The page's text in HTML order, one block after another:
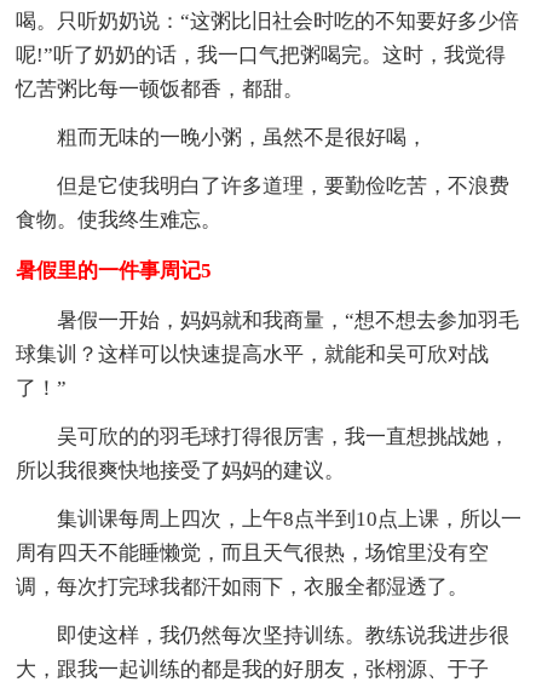
喝。只听奶奶说：“这粥比旧社会时吃的不知要好多少倍
呢!”听了奶奶的话，我一口气把粥喝完。这时，我觉得
忆苦粥比每一顿饭都香，都甜。
粗而无味的一晚小粥，虽然不是很好喝，
但是它使我明白了许多道理，要勤俭吃苦，不浪费
食物。使我终生难忘。
暑假里的一件事周记5
暑假一开始，妈妈就和我商量，“想不想去参加羽毛
球集训？这样可以快速提高水平，就能和吴可欣对战
了！”
吴可欣的的羽毛球打得很厉害，我一直想挑战她，
所以我很爽快地接受了妈妈的建议。
集训课每周上四次，上午8点半到10点上课，所以一
周有四天不能睡懒觉，而且天气很热，场馆里没有空
调，每次打完球我都汗如雨下，衣服全都湿透了。
即使这样，我仍然每次坚持训练。教练说我进步很
大，跟我一起训练的都是我的好朋友，张栩源、于子